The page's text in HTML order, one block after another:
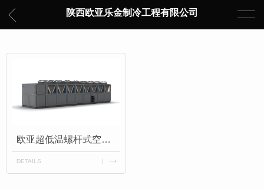
陕西欧亚乐金制冷工程有限公司
欧亚超低温螺杆式空气源热泵机组
DETAILS